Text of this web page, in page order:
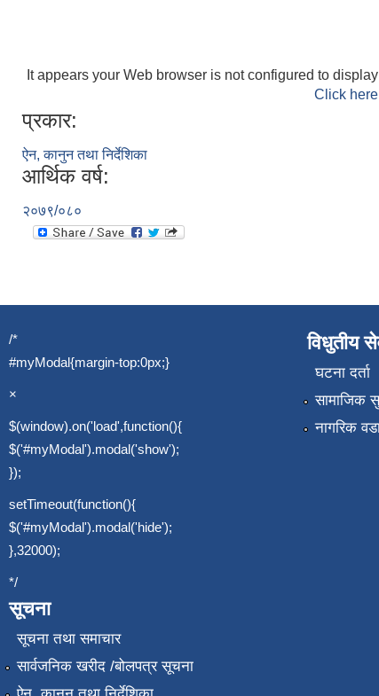
It appears your Web browser is not configured to
Click
प्रकार:
ऐन, कानुन तथा निर्देशिका
आर्थिक वर्ष:
२०७९/०८०
/*
#myModal{margin-top:0px;}
×
$(window).on('load',function(){
$('#myModal').modal('show');
});
setTimeout(function(){
$('#myModal').modal('hide');
},32000);
*/
सूचना
सूचना तथा समाचार
सार्वजनिक खरीद /बोलपत्र सूचना
विधुतीय
घटना दर्ता
सामाजिक
नागरिक